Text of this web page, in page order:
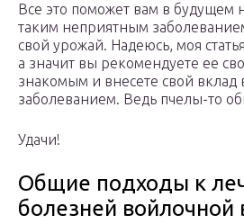
Все это поможет вам в будущем
таким неприятным
свой урожай. Надеюсь, моя
а значит вы рекомендуете ее
знакомым и внесете свой вклад
заболеванием. Ведь пчелы-то
Удачи!
Общие подходы к
болезней войлочной